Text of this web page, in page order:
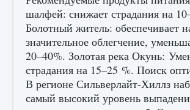
Как включить чат в Fortnite
9 августа 2024 1 335
шалфей: снижает страдания на
Болотный житель: обеспечивает
значительное облегчение,
20–40%. Золотая река Окунь:
страдания на 15–25 %. Поиск
В регионе Сильверлайт-Хиллз
самый высокий уровень